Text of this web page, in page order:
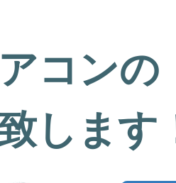
コンの
します